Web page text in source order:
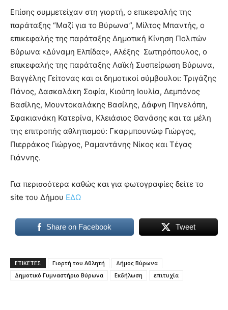
Επίσης συμμετείχαν στη γιορτή, ο επικεφαλής της
παράταξης “Μαζί για το Βύρωνα”, Μίλτος Μπαντής, ο
επικεφαλής της παράταξης Δημοτική Κίνηση Πολιτών
Βύρωνα «Δύναμη Ελπίδας», Αλέξης Σωτηρόπουλος, ο
επικεφαλής της παράταξης Λαϊκή Συσπείρωση Βύρωνα,
Βαγγέλης Γείτονας και οι δημοτικοί σύμβουλοι: Τριγάζης
Πάνος, Δασκαλάκη Σοφία, Κιούπη Ιουλία, Δεμπόνος
Βασίλης, Μουντοκαλάκης Βασίλης, Δάφνη Πηνελόπη,
Σφακιανάκη Κατερίνα, Κλειάσιος Θανάσης και τα μέλη
της επιτροπής αθλητισμού: Γκαρμπουνώφ Γιώργος,
Πιερράκος Γιώργος, Ραμαντάνης Νίκος και Τέγας
Γιάννης.
Για περισσότερα καθώς και για φωτογραφίες δείτε το
site του Δήμου ΕΔΩ
Share on Facebook Tweet
ΕΤΙΚΕΤΕΣ Γιορτή του Αθλητή
Δήμος Βύρωνα
Δημοτικό Γυμναστήριο Βύρωνα
Εκδήλωση επιτυχία